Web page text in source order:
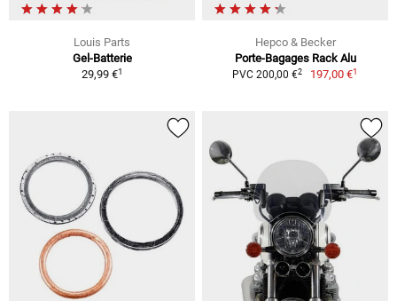
Louis Parts
Gel-Batterie
29,99 €1
Hepco & Becker
Porte-Bagages Rack Alu
PVC 200,00 €2 197,00 €1